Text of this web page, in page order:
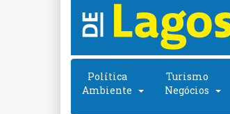
Política
Ambiente
Turismo
Negócios